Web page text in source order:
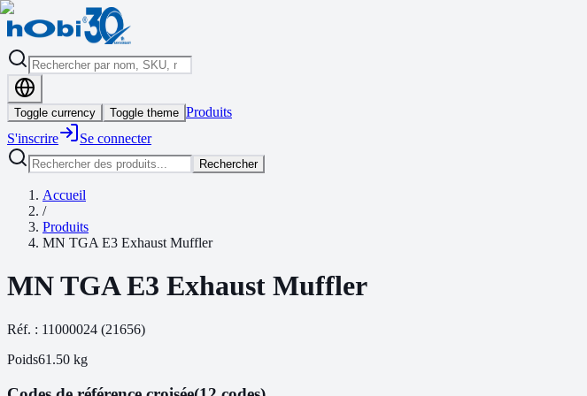
Toggle currency Toggle theme Produits
S'inscrire
Se connecter
Rechercher
Accueil
/
Produits
MN TGA E3 Exhaust Muffler
MN TGA E3 Exhaust Muffler
Réf. : 11000024 (21656)
Poids61.50 kg